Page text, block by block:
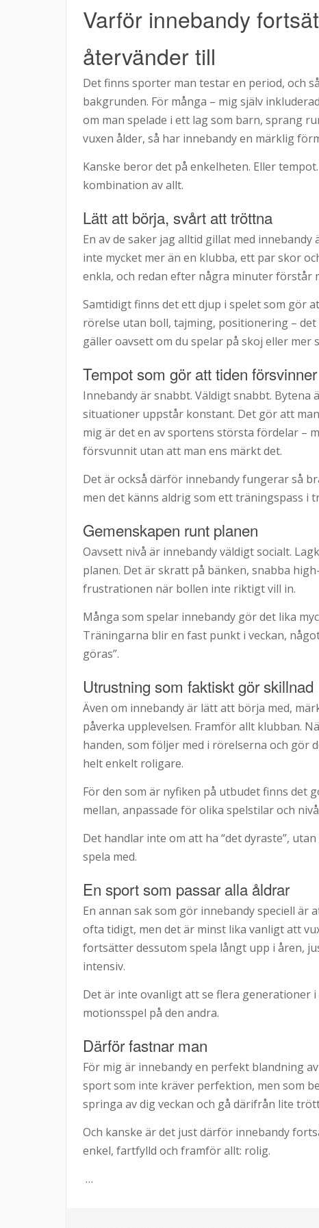
Varför innebandy
återvänder till
Det finns sporter man testar en period, och
bakgrunden. För många – mig själv
om man spelade i ett lag som barn, sprang
vuxen ålder, så har innebandy en märklig
Kanske beror det på enkelheten. Eller
kombination av allt.
Lätt att börja, svårt att tröttna
En av de saker jag alltid gillat med
inte mycket mer än en klubba, ett par skor
enkla, och redan efter några minuter förstår
Samtidigt finns det ett djup i spelet som gör
rörelse utan boll, tajming, positionering –
gäller oavsett om du spelar på skoj eller mer
Tempot som gör att tiden försvinner
Innebandy är snabbt. Väldigt snabbt.
situationer uppstår konstant. Det gör att
mig är det en av sportens största fördelar –
försvunnit utan att man ens märkt det.
Det är också därför innebandy fungerar så
men det känns aldrig som ett träningspass i
Gemenskapen runt planen
Oavsett nivå är innebandy väldigt socialt.
planen. Det är skratt på bänken, snabba
frustrationen när bollen inte riktigt vill in.
Många som spelar innebandy gör det lika
Träningarna blir en fast punkt i veckan,
göras”.
Utrustning som faktiskt gör skillnad
Även om innebandy är lätt att börja med,
påverka upplevelsen. Framför allt klubban.
handen, som följer med i rörelserna och gör
helt enkelt roligare.
För den som är nyfiken på utbudet finns det
mellan, anpassade för olika spelstilar och
Det handlar inte om att ha “det dyraste”,
spela med.
En sport som passar alla åldrar
En annan sak som gör innebandy speciell
ofta tidigt, men det är minst lika vanligt att
fortsätter dessutom spela långt upp i åren,
intensiv.
Det är inte ovanligt att se flera generationer
motionsspel på den andra.
Därför fastnar man
För mig är innebandy en perfekt blandning
sport som inte kräver perfektion, men som
springa av dig veckan och gå därifrån lite
Och kanske är det just därför innebandy
enkel, fartfylld och framför allt: rolig.
…